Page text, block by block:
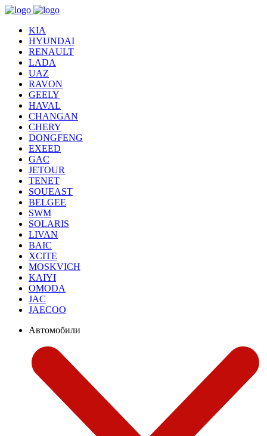
KIA
HYUNDAI
RENAULT
LADA
UAZ
RAVON
GEELY
HAVAL
CHANGAN
CHERY
DONGFENG
EXEED
GAC
JETOUR
TENET
SOUEAST
BELGEE
SWM
SOLARIS
LIVAN
BAIC
XCITE
MOSKVICH
KAIYI
OMODA
JAC
JAECOO
Автомобили